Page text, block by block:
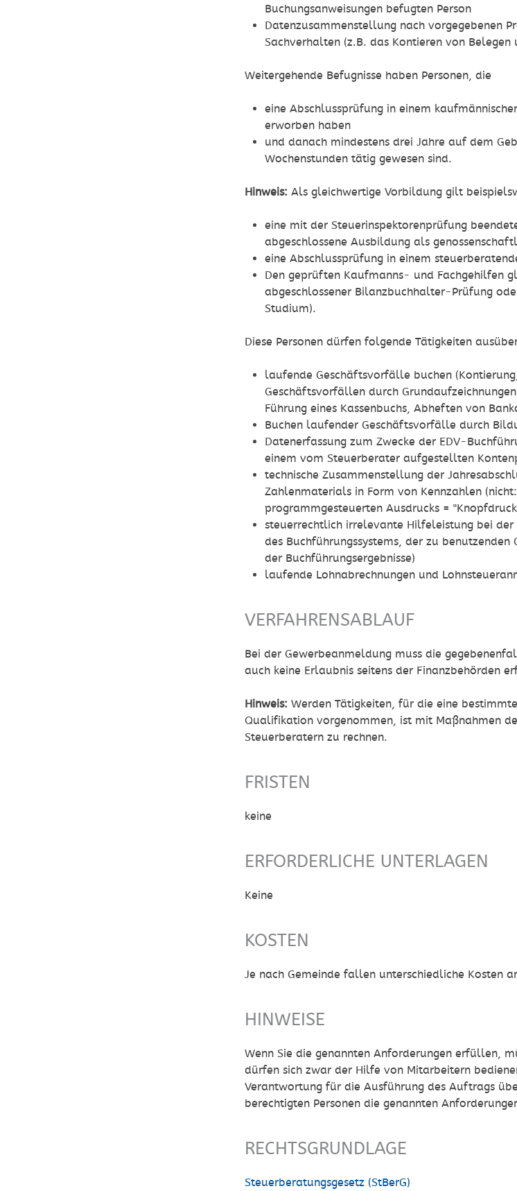
Buchungsanweisungen befugten Person
Datenzusammenstellung nach vorgegebenen
Sachverhalten (z.B. das Kontieren von
Weitergehende Befugnisse haben Personen, die
eine Abschlussprüfung in einem
erworben haben
und danach mindestens drei Jahre auf dem
Wochenstunden tätig gewesen sind.
Hinweis:Als gleichwertige Vorbildung gilt
eine mit der Steuerinspektorenprüfung
abgeschlossene Ausbildung als
eine Abschlussprüfung in einem
Den geprüften Kaufmanns- und Fachgehilfen
abgeschlossener Bilanzbuchhalter-Prüfung
Studium).
Diese Personen dürfen folgende Tätigkeiten
laufende Geschäftsvorfälle buchen
Geschäftsvorfällen durch
Führung eines Kassenbuchs, Abheften von
Buchen laufender Geschäftsvorfälle durch
Datenerfassung zum Zwecke der EDV-
einem vom Steuerberater aufgestellten
technische Zusammenstellung der
Zahlenmaterials in Form von Kennzahlen
programmgesteuerten Ausdrucks =
steuerrechtlich irrelevante Hilfeleistung bei
des Buchführungssystems, der zu
der Buchführungsergebnisse)
laufende Lohnabrechnungen und
VERFAHRENSABLAUF
Bei der Gewerbeanmeldung muss die
auch keine Erlaubnis seitens der Finanzbehörden
Hinweis: Werden Tätigkeiten, für die eine
Qualifikation vorgenommen, ist mit Maßnahmen
Steuerberatern zu rechnen.
FRISTEN
keine
ERFORDERLICHE UNTERLAGEN
Keine
KOSTEN
Je nach Gemeinde fallen unterschiedliche Kosten
HINWEISE
Wenn Sie die genannten Anforderungen erfüllen,
dürfen sich zwar der Hilfe von Mitarbeitern
Verantwortung für die Ausführung des Auftrags
berechtigten Personen die genannten
RECHTSGRUNDLAGE
Steuerberatungsgesetz (StBerG)